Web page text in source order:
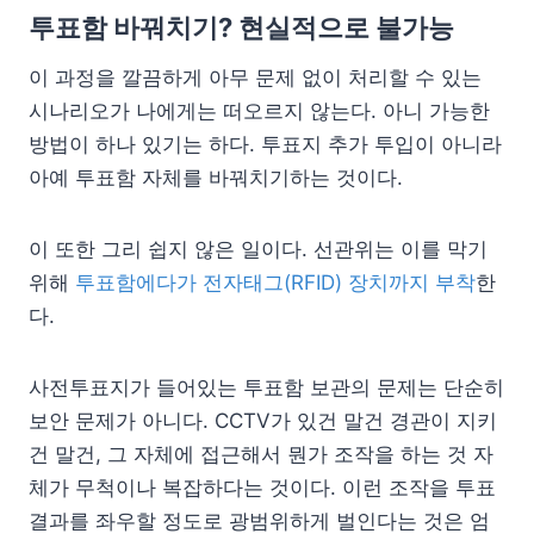
투표함 바꿔치기? 현실적으로 불가능
이 과정을 깔끔하게 아무 문제 없이 처리할 수 있는
시나리오가 나에게는 떠오르지 않는다. 아니 가능한
방법이 하나 있기는 하다. 투표지 추가 투입이 아니라
아예 투표함 자체를 바꿔치기하는 것이다.
이 또한 그리 쉽지 않은 일이다. 선관위는 이를 막기
위해 투표함에다가 전자태그(RFID) 장치까지 부착한
다.
사전투표지가 들어있는 투표함 보관의 문제는 단순히
보안 문제가 아니다. CCTV가 있건 말건 경관이 지키
건 말건, 그 자체에 접근해서 뭔가 조작을 하는 것 자
체가 무척이나 복잡하다는 것이다. 이런 조작을 투표
결과를 좌우할 정도로 광범위하게 벌인다는 것은 엄